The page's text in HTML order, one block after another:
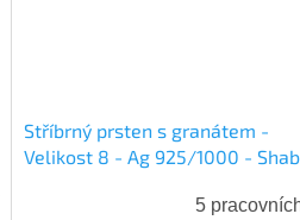
Stříbrný prsten s granátem -
Velikost 8 - Ag 925/1000 -
5